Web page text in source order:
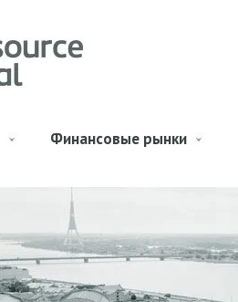
Финансовые рынки